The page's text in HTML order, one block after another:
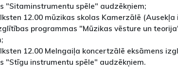
"Sitaminstrumentu spēle" audzēkņiem;
12.00 mūzikas skolas Kamerzālē (Ausekļa
programmas "Mūzikas vēsture un
12.00 Melngaiļa koncertzālē eksāmens
"Stīgu instrumentu spēle" audzēkņiem.